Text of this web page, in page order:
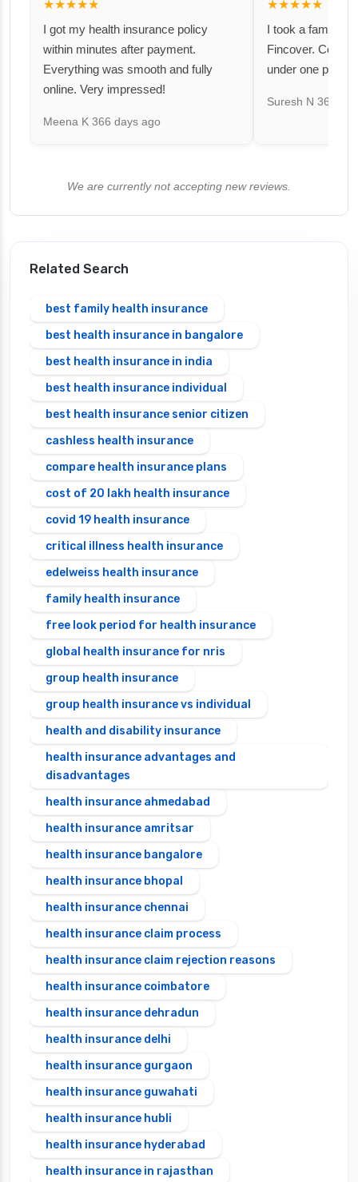
★★★★★
I got my health insurance policy
within minutes after payment.
Everything was smooth and fully
online. Very impressed!
Meena K 366 days ago
★★★★★
I took a family
Fincover.
under one
Suresh N 367
We are currently not accepting new reviews.
Related Search
best family health insurance
best health insurance in bangalore
best health insurance in india
best health insurance individual
best health insurance senior citizen
cashless health insurance
compare health insurance plans
cost of 20 lakh health insurance
covid 19 health insurance
critical illness health insurance
edelweiss health insurance
family health insurance
free look period for health insurance
global health insurance for nris
group health insurance
group health insurance vs individual
health and disability insurance
health insurance advantages and
disadvantages
health insurance ahmedabad
health insurance amritsar
health insurance bangalore
health insurance bhopal
health insurance chennai
health insurance claim process
health insurance claim rejection reasons
health insurance coimbatore
health insurance dehradun
health insurance delhi
health insurance gurgaon
health insurance guwahati
health insurance hubli
health insurance hyderabad
health insurance in rajasthan